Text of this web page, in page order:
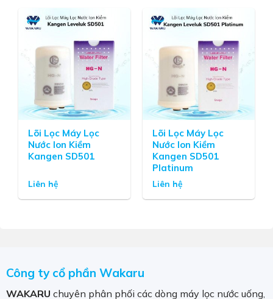
Lõi Lọc Máy Lọc
Nước Ion Kiềm
Kangen SD501
Liên hệ
Lõi Lọc Máy Lọc
Nước Ion Kiềm
Kangen SD501
Platinum
Liên hệ
Công ty cổ phần Wakaru
WAKARU chuyên phân phối các dòng máy lọc nước uống,